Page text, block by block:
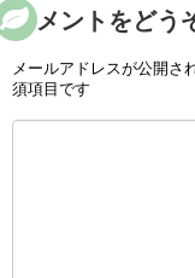
コメントをどう
メールアドレスが公開さ
須項目です